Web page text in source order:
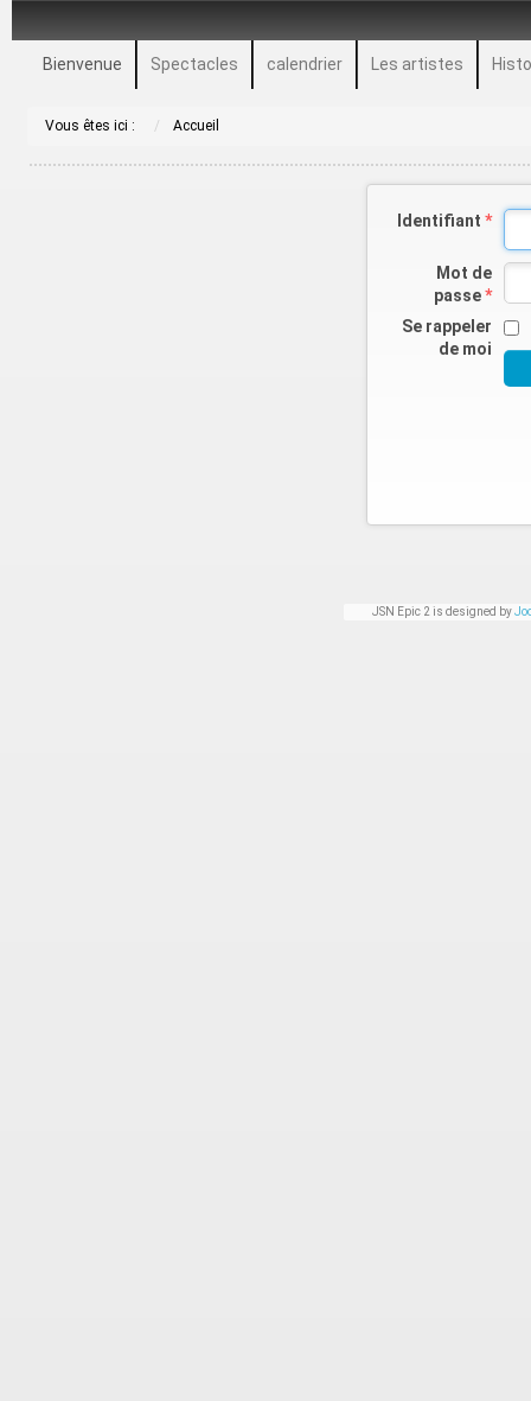
Bienvenue Spectacles calendrier Les artistes
Vous êtes ici : Accueil
Identifiant *
Mot de
passe*
Se rappeler
de moi
JSN Epic 2 is designed by